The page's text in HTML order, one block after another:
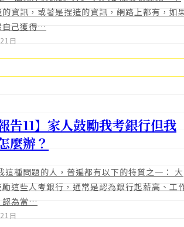
資訊，或著是捏造的資訊，網路上都有，如
自己獲得…
日
告11】家人鼓勵我考銀行但我
麼辦？
這種問題的人，普遍都有以下的特質之一： 大
這些人考銀行，通常是認為銀行起薪高、工
認為當…
日